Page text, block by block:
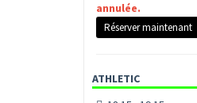
annulée.
Réserver maintenant
ATHLETIC